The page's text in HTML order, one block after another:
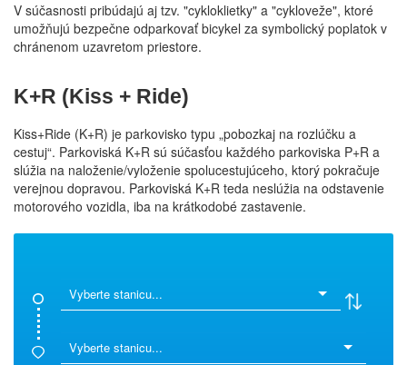
V súčasnosti pribúdajú aj tzv. "cykloklietky" a "cykloveže", ktoré
umožňujú bezpečne odparkovať bicykel za symbolický poplatok v
chránenom uzavretom priestore.
K+R (Kiss + Ride)
Kiss+Ride (K+R) je parkovisko typu „pobozkaj na rozlúčku a
cestuj“. Parkoviská K+R sú súčasťou každého parkoviska P+R a
slúžia na naloženie/vyloženie spolucestujúceho, ktorý pokračuje
verejnou dopravou. Parkoviská K+R teda neslúžia na odstavenie
motorového vozidla, iba na krátkodobé zastavenie.